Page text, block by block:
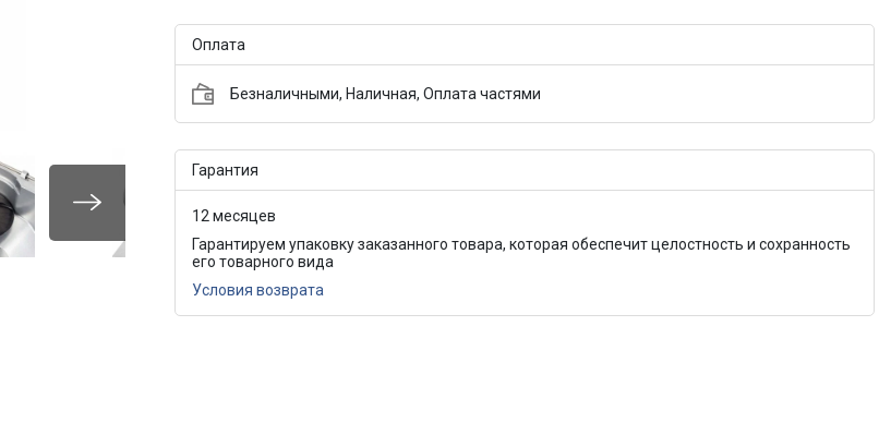
Оплата
Безналичными, Наличная, Оплата частями
Гарантия
12 месяцев
Гарантируем упаковку заказанного товара, которая обеспечит целостность и сохранность
его товарного вида
Условия возврата